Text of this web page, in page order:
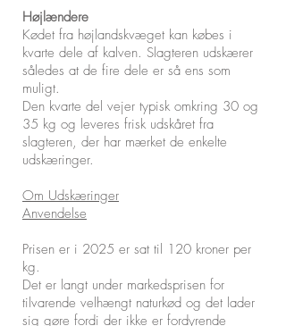
Højlændere
Kødet fra højlandskvæget kan købes i
kvarte dele af kalven. Slagteren udskærer
således at de fire dele er så ens som
muligt.
Den kvarte del vejer typisk omkring 30 og
35 kg og leveres frisk udskåret fra
slagteren, der har mærket de enkelte
udskæringer.
Om Udskæringer
Anvendelse
Prisen er i 2025 er sat til 120 kroner per
kg.
Det er langt under markedsprisen for
tilvarende velhængt naturkød og det lader
sig gøre fordi der ikke er fordyrende